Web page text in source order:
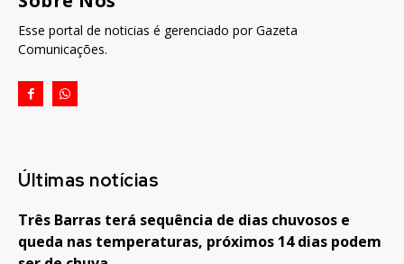
Esse portal de noticias é gerenciado por Gazeta
Comunicações.
Últimas notícias
Três Barras terá sequência de dias chuvosos e
queda nas temperaturas, próximos 14 dias podem